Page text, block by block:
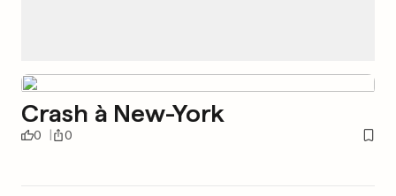
Crash à New-York
0 0